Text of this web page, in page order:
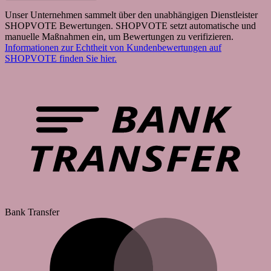
Unser Unternehmen sammelt über den unabhängigen Dienstleister
SHOPVOTE Bewertungen. SHOPVOTE setzt automatische und
manuelle Maßnahmen ein, um Bewertungen zu verifizieren.
Informationen zur Echtheit von Kundenbewertungen auf
SHOPVOTE finden Sie hier.
Bank Transfer